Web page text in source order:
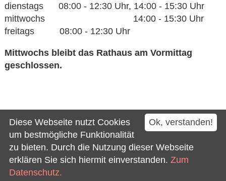
dienstags 08:00 - 12:30 Uhr, 14:00 - 15:30 Uhr
mittwochs 14:00 - 15:30 Uhr
freitags 08:00 - 12:30 Uhr
Mittwochs bleibt das Rathaus am Vormittag
geschlossen.
Kontakt
Impressum
Datenschutz
Ok, verstanden!
Diese Webseite nutzt Cookies
um bestmögliche Funktionalität
zu bieten. Durch die Nutzung dieser Webseite
erklären Sie sich hiermit einverstanden. Zum
Datenschutz.